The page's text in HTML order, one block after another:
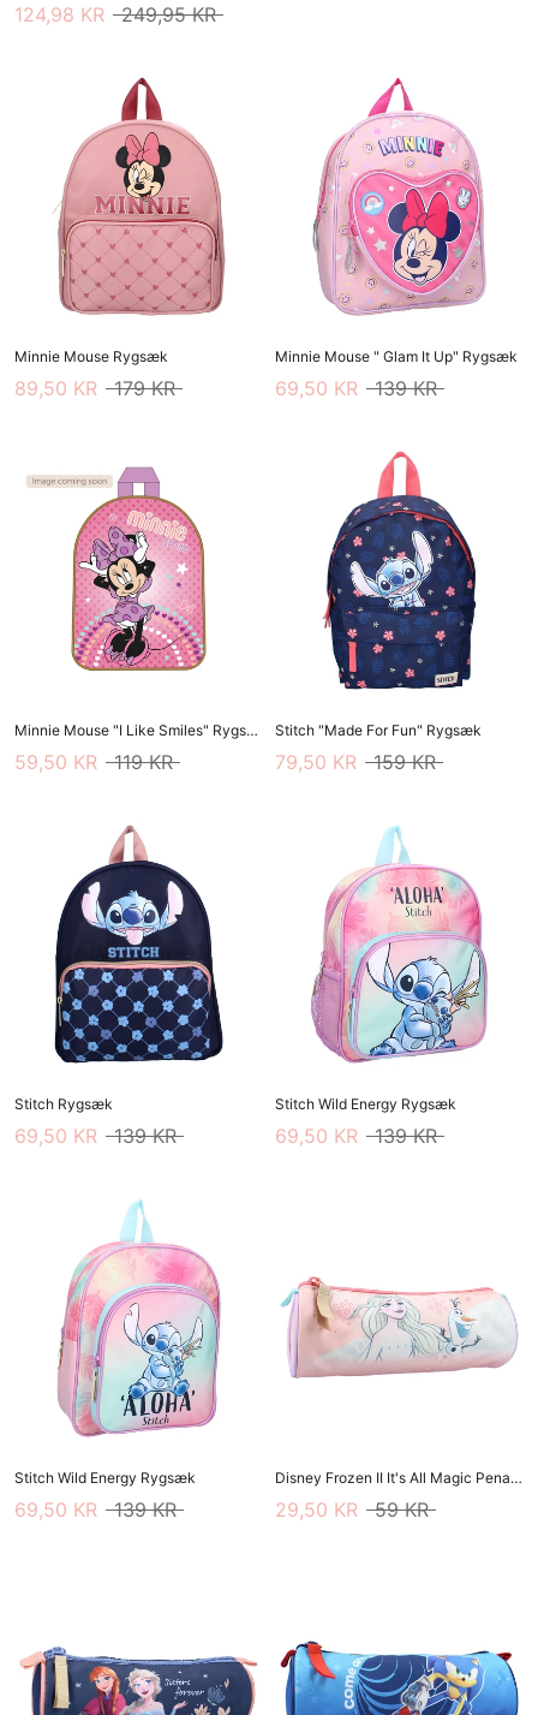
124,98 KR 249,95 KR
Minnie Mouse Rygsæk
89,50 KR 179 KR
Minnie Mouse " Glam It Up" Rygsæk
69,50 KR 139 KR
Minnie Mouse "I Like Smiles" Rygsæk
59,50 KR 119 KR
Stitch "Made For Fun" Rygsæk
79,50 KR 159 KR
Stitch Rygsæk
69,50 KR 139 KR
Stitch Wild Energy Rygsæk
69,50 KR 139 KR
Stitch Wild Energy Rygsæk
69,50 KR 139 KR
Disney Frozen II It's All Magic Penalhus
29,50 KR 59 KR